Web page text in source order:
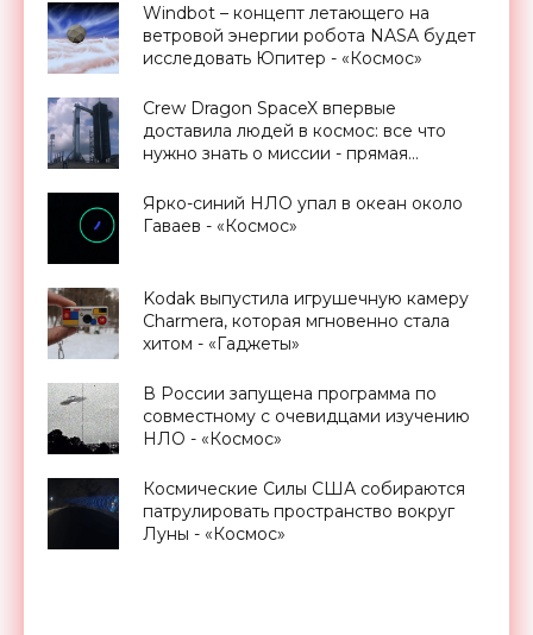
Windbot – концепт летающего на
ветровой энергии робота NASA будет
исследовать Юпитер - «Космос»
Crew Dragon SpaceX впервые
доставила людей в космос: все что
нужно знать о миссии - прямая
Ярко-синий НЛО упал в океан около
Гаваев - «Космос»
Kodak выпустила игрушечную камеру
Charmera, которая мгновенно стала
хитом - «Гаджеты»
В России запущена программа по
совместному с очевидцами изучению
НЛО - «Космос»
Космические Силы США собираются
патрулировать пространство вокруг
Луны - «Космос»